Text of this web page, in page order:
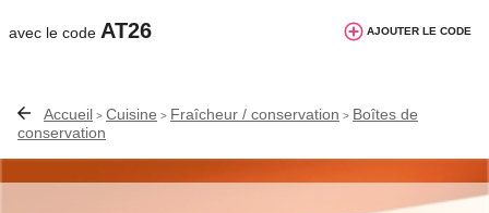
avec le code AT26 AJOUTER LE CODE
Accueil > Cuisine > Fraîcheur / conservation > Boîtes de
conservation